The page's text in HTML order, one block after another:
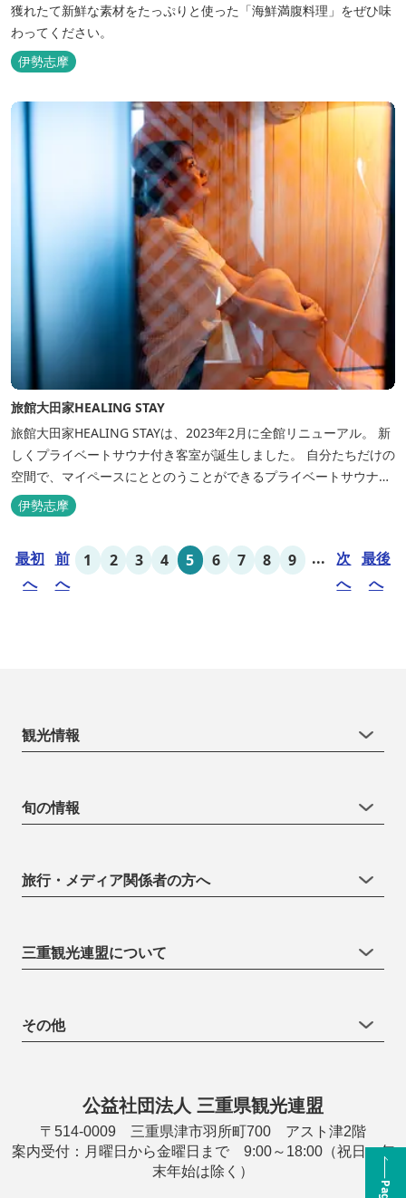
獲れたて新鮮な素材をたっぷりと使った「海鮮満腹料理」をぜひ味
わってください。
伊勢志摩
旅館大田家HEALING STAY
旅館大田家HEALING STAYは、2023年2月に全館リニューアル。 新
しくプライベートサウナ付き客室が誕生しました。 自分たちだけの
空間で、マイペースにととのうことができるプライベートサウナ。
相差ならではの新鮮な海の幸、豊かな自然、温泉、そしてサウナで
ととのう至福のひとときを。
伊勢志摩
最初
へ
前
へ
1 2 3 4 5 6 7 8 9 ...
次
へ
最後
へ
観光情報
旬の情報
旅行・メディア関係者の方へ
三重観光連盟について
その他
公益社団法人 三重県観光連盟
〒514-0009 三重県津市羽所町700 アスト津2階
案内受付：月曜日から金曜日まで 9:00～18:00（祝日・年
末年始は除く）